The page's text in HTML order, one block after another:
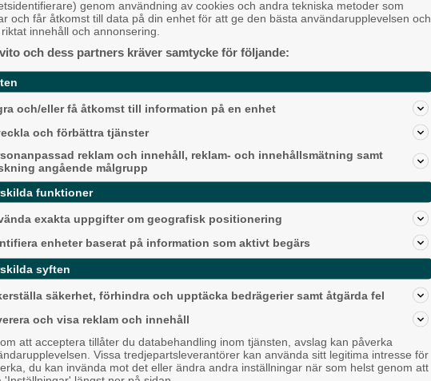
dess byggt upp en lång karriär
STCC, drivit egna team och
sedan STCC under slutet av 1990-
Challenge och olika GT-serier,
som erbjuder teamverksamhet,
vill tävla på hög nivå.
andra förare genom teamet, säger
inte lämnat motorsporten helt
längre, men ibland ställer jag upp i
Alingsås
Detta händer i Alingsås 3–10
Backa/Kärra
Karnevalstämning på
genom användning av cookies och andra tekniska metoder som
och får åtkomst till data på din enhet för att ge den bästa användarupplevelsen och
innehåll och annonsering.
och dess partners kräver samtycke för följande:
och/eller få åtkomst till information på en enhet
och förbättra tjänster
reklam och innehåll, reklam- och innehållsmätning samt
angående målgrupp
funktioner
exakta uppgifter om geografisk positionering
enheter baserat på information som aktivt begärs
syften
säkerhet, förhindra och upptäcka bedrägerier samt åtgärda fel
och visa reklam och innehåll
att acceptera tillåter du databehandling inom tjänsten, avslag kan påverka
Vissa tredjepartsleverantörer kan använda sitt legitima intresse för
du kan invända mot det eller ändra andra inställningar när som helst genom att